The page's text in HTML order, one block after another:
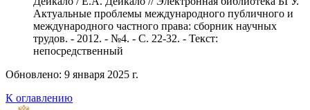
Актуальные проблемы международного публичного и
международного частного права: сборник научных
трудов. - 2012. - №4. - С. 22-32. - Текст:
непосредственный
Обновлено: 9 января 2025 г.
К оглавлению